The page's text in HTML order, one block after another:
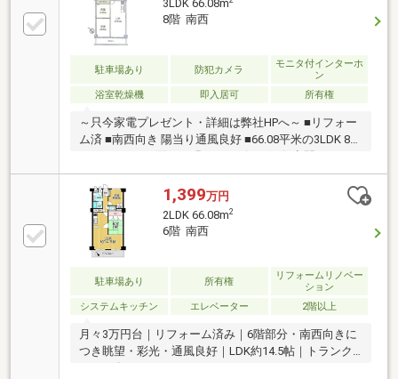
3LDK 66.08m
8階 南西
駐車場あり 防犯カメラ
モニタ付インターホ
ン
浴室乾燥機
即入居可 所有権
～只今家電プレゼント・詳細は弊社HPへ～ ■リフォー
ム済 ■南西向き 陽当り通風良好 ■66.08平米の3LDK 8階
リ！居室・廊下収納有
1,399万円
2LDK 66.08m2
6階 南西
駐車場あり 所有権
リフォームリノベー
ション
システムキッチン
エレベーター 2階以上
月々3万円台｜リフォーム済み｜6階部分・南西向きに
つき眺望・彩光・通風良好｜LDK約14.5帖｜トランク